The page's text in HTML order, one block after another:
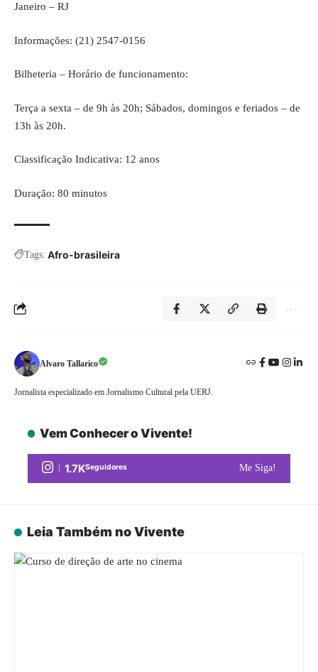
Janeiro – RJ
Informações: (21) 2547-0156
Bilheteria – Horário de funcionamento:
Terça a sexta – de 9h às 20h; Sábados, domingos e feriados – de
13h às 20h.
Classificação Indicativa: 12 anos
Duração: 80 minutos
Tags: Afro-brasileira
Alvaro Tallarico
Jornalista especializado em Jornalismo Cultural pela UERJ.
Vem Conhecer o Vivente!
1.7KSeguidores Me Siga!
Leia Também no Vivente